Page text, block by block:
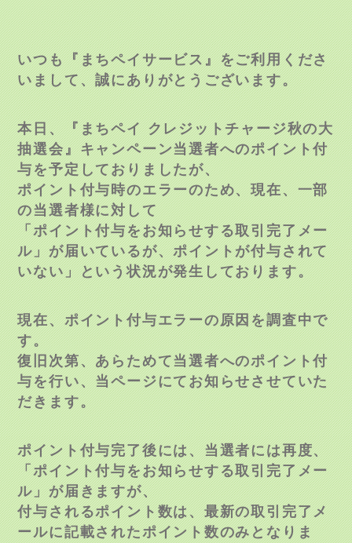
いつも『まちペイサービス』をご利用くださ
いまして、誠にありがとうございます。
本日、『まちペイ クレジットチャージ秋の大
抽選会』キャンペーン当選者へのポイント付
与を予定しておりましたが、
ポイント付与時のエラーのため、現在、一部
の当選者様に対して
「ポイント付与をお知らせする取引完了メー
ル」が届いているが、ポイントが付与されて
いない」という状況が発生しております。
現在、ポイント付与エラーの原因を調査中で
す。
復旧次第、あらためて当選者へのポイント付
与を行い、当ページにてお知らせさせていた
だきます。
ポイント付与完了後には、当選者には再度、
「ポイント付与をお知らせする取引完了メー
ル」が届きますが、
付与されるポイント数は、最新の取引完了メ
ールに記載されたポイント数のみとなりま